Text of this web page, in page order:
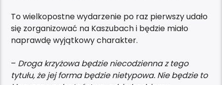
To wielkopostne wydarzenie po raz pierwszy udało
się zorganizować na Kaszubach i będzie miało
naprawdę wyjątkowy charakter.
– Droga krzyżowa będzie niecodzienna z tego
tytułu, że jej forma będzie nietypowa. Nie będzie to